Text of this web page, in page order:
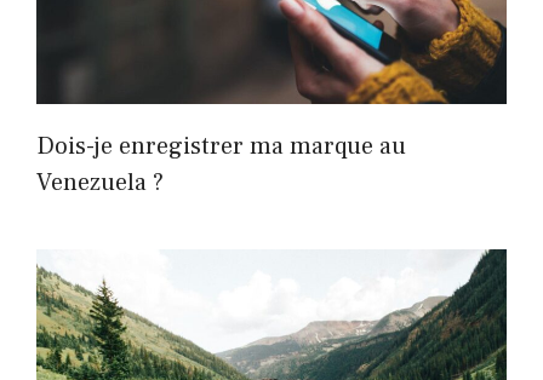
Dois-je enregistrer ma marque au
Venezuela ?